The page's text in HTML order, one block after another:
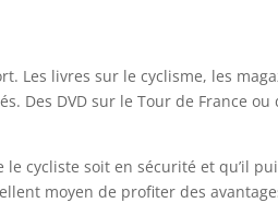
Les livres sur le cyclisme, les
Des DVD sur le Tour de France ou
cycliste soit en sécurité et qu’il
moyen de profiter des